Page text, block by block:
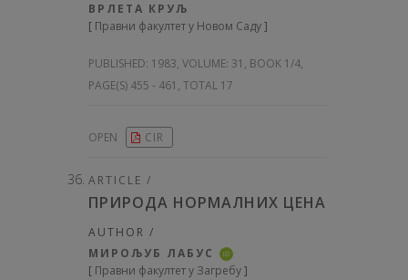
ВРЛЕТА КРУЉ
[ Правни факултет у Новом Саду]
PUBLISHED: 1983, VOLUME: 31 , BOOK 1/4,
PAGE(S) 455 - 461, TOTAL 17
OPEN CIR
ARTICLE /
ПРИРОДА НОРМАЛНИХ ЦЕНА
AUTHOR /
МИРОЉУБ ЛАБУС
iD
[ Правни факултет у Загребу]